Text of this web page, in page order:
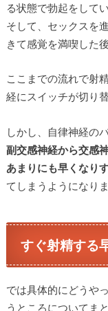
る状態で勃起をして
そして、セックスを
きて感覚を満喫した
ここまでの流れで射
経にスイッチが切り
しかし、自律神経の
副交感神経から交感
あまりにも早くなり
てしまうようになりま
すぐ射精する
では具体的にどうや
うところについてま